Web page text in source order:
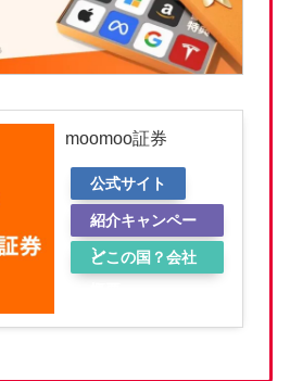
moomoo証券
公式サイト
紹介キャンペー
ン
どこの国？会社